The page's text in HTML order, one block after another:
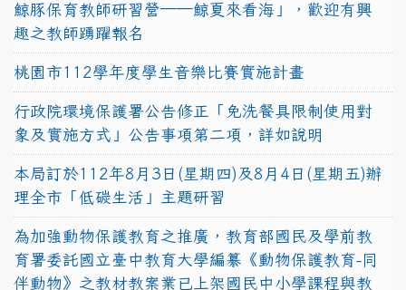
鯨豚保育教師研習營──鯨夏來看海」，歡迎有興
趣之教師踴躍報名
桃園市112學年度學生音樂比賽實施計畫
行政院環境保護署公告修正「免洗餐具限制使用對
象及實施方式」公告事項第二項，詳如說明
本局訂於112年8月3日(星期四)及8月4日(星期五)辦
理全市「低碳生活」主題研習
為加強動物保護教育之推廣，教育部國民及學前教
育署委託國立臺中教育大學編纂《動物保護教育-同
伴動物》之教材教案業已上架國民中小學課程與教